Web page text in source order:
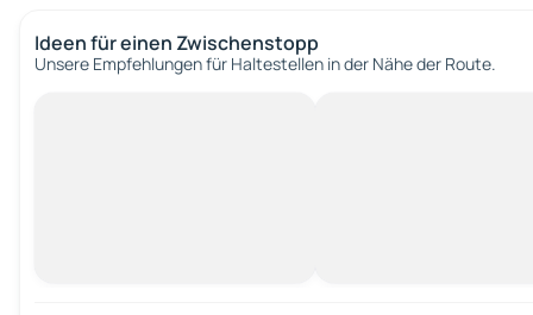
Ideen für einen Zwischenstopp
Unsere Empfehlungen für Haltestellen in der Nähe der Route.